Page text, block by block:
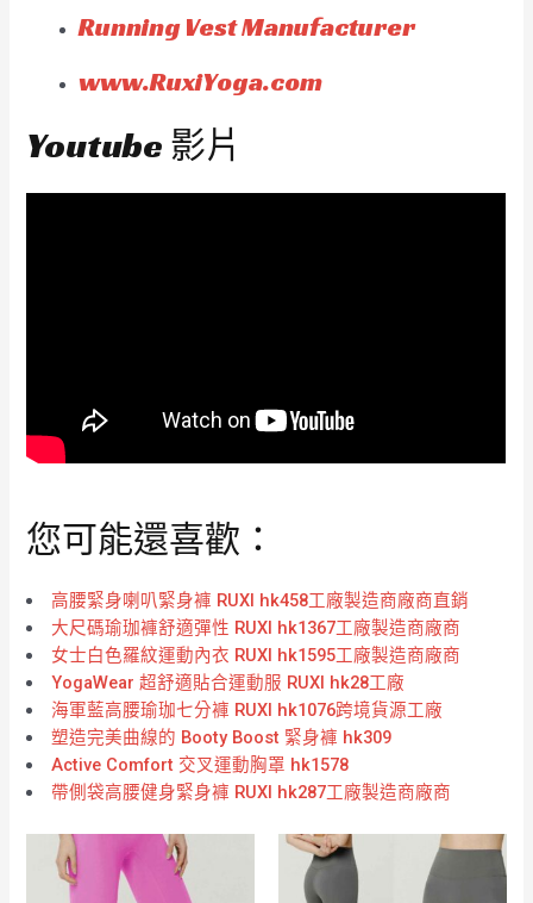
Running Vest Manufacturer
www.RuxiYoga.com
Youtube 影片
您可能還喜歡：
高腰緊身喇叭緊身褲 RUXI hk458工廠製造商廠商直銷
大尺碼瑜珈褲舒適彈性 RUXI hk1367工廠製造商廠商
女士白色羅紋運動內衣 RUXI hk1595工廠製造商廠商
YogaWear 超舒適貼合運動服 RUXI hk28工廠
海軍藍高腰瑜珈七分褲 RUXI hk1076跨境貨源工廠
塑造完美曲線的 Booty Boost 緊身褲 hk309
Active Comfort 交叉運動胸罩 hk1578
帶側袋高腰健身緊身褲 RUXI hk287工廠製造商廠商